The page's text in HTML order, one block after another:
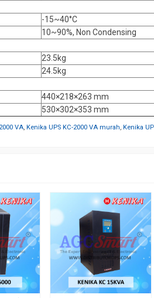
-15~40°C
10~90%, Non Condensing
23.5kg
24.5kg
440×218×263 mm
530×302×353 mm
VA, Kenika UPS KC-2000 VA murah, Kenika